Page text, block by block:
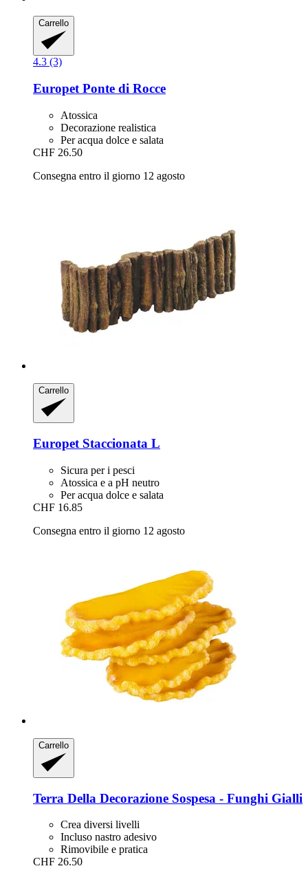
Carrello
4.3 (3)
Europet Ponte di Rocce
Atossica
Decorazione realistica
Per acqua dolce e salata
CHF 26.50
Consegna entro il giorno 12 agosto
Carrello
Europet Staccionata L
Sicura per i pesci
Atossica e a pH neutro
Per acqua dolce e salata
CHF 16.85
Consegna entro il giorno 12 agosto
Carrello
Terra Della Decorazione Sospesa -​ Funghi Gialli
Crea diversi livelli
Incluso nastro adesivo
Rimovibile e pratica
CHF 26.50